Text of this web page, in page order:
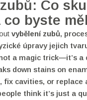
Co
co byste
vybělení zubů,
úpravy jejich
a magic trick—it’s a
down stains on
fix cavities, or replace
think it’s just a